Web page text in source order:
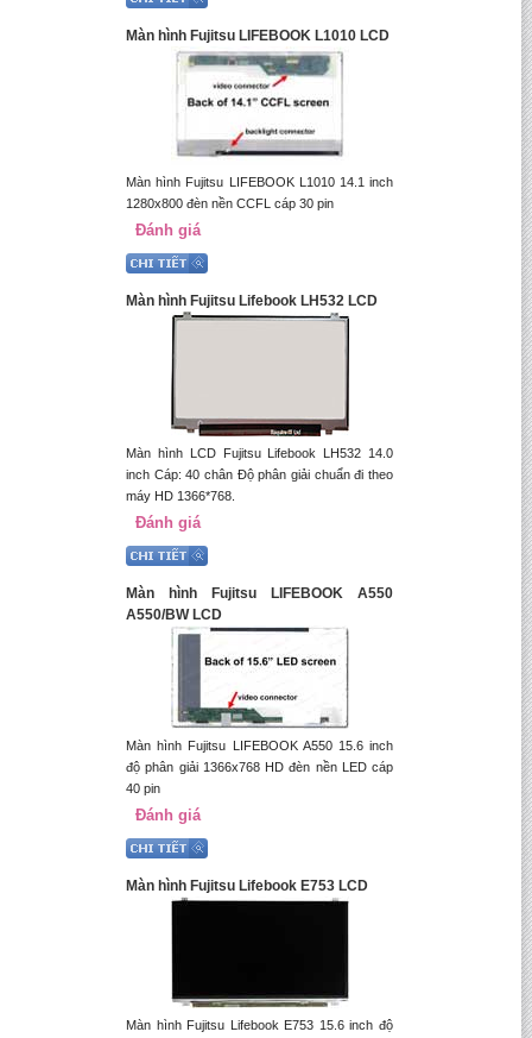
Màn hình Fujitsu LIFEBOOK L1010 LCD
Màn hình Fujitsu LIFEBOOK L1010 14.1 inch
1280x800 đèn nền CCFL cáp 30 pin
Đánh giá
Màn hình Fujitsu Lifebook LH532 LCD
Màn hình LCD Fujitsu Lifebook LH532 14.0
inch Cáp: 40 chân Độ phân giải chuẩn đi theo
máy HD 1366*768.
Đánh giá
Màn hình Fujitsu LIFEBOOK A550
A550/BW LCD
Màn hình Fujitsu LIFEBOOK A550 15.6 inch
độ phân giải 1366x768 HD đèn nền LED cáp
40 pin
Đánh giá
Màn hình Fujitsu Lifebook E753 LCD
Màn hình Fujitsu Lifebook E753 15.6 inch độ